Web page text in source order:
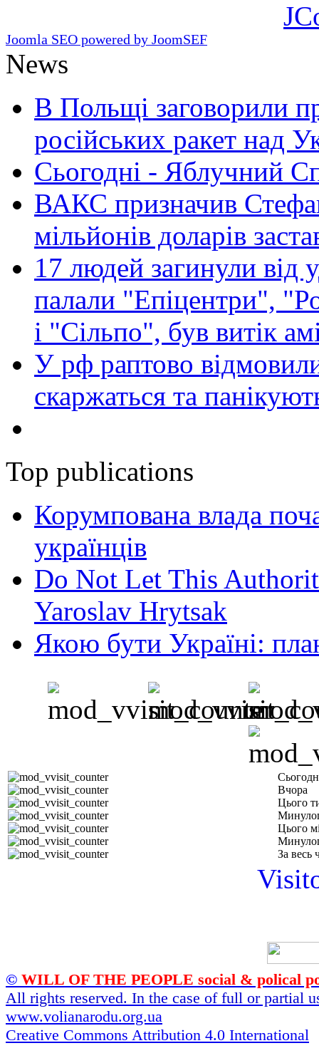
Joomla SEO powered by JoomSEF
News
В Польщі заговорили
російських ракет над
Сьогодні - Яблучний
ВАКС призначив
мільйонів доларів
17 людей загинули від
палали "Епіцентри",
і "Сільпо", був витік
У рф раптово
скаржаться та
Top publications
Корумпована влада
українців
Do Not Let This
Yaroslav Hrytsak
Якою бути Україні:
Вчора
Цього
Цього
За весь
© WILL OF THE PEOPLE social & polical
All rights reserved. In the case of full or partial
www.volianarodu.org.ua
Creative Commons Attribution 4.0 International